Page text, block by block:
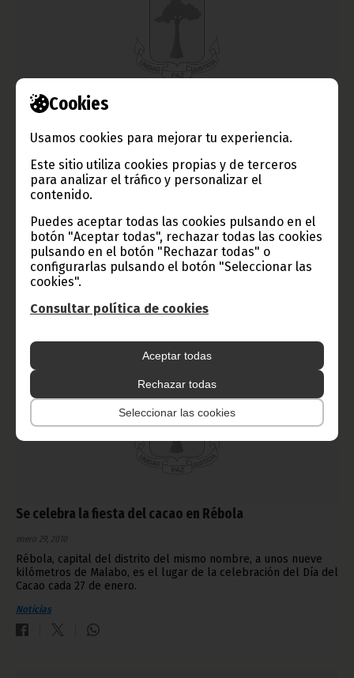
Cookies
Usamos cookies para mejorar tu experiencia.
Este sitio utiliza cookies propias y de terceros
para analizar el tráfico y personalizar el
contenido.
Puedes aceptar todas las cookies pulsando en el
botón "Aceptar todas", rechazar todas las cookies
pulsando en el botón "Rechazar todas" o
configurarlas pulsando el botón "Seleccionar las
cookies".
Consultar política de cookies
Aceptar todas
Rechazar todas
Seleccionar las cookies
El Gobierno y la OMS comienzan los trabajos para la
celebración del Comité Regional en África
enero 29, 2010
El 30 de agosto de este año, Malabo será la sede del 60º
Comité Regional de la Organización Mundial de la Salud para
representantes de la OMS han emprendido una intensa agenda
de actividades y reuniones de trabajo con el Gobierno de
Guinea Ecuatorial.
Noticias
Se celebra la fiesta del cacao en Rébola
enero 29, 2010
Rébola, capital del distrito del mismo nombre, a unos nueve
kilómetros de Malabo, es el lugar de la celebración del Día del
Cacao cada 27 de enero.
Noticias